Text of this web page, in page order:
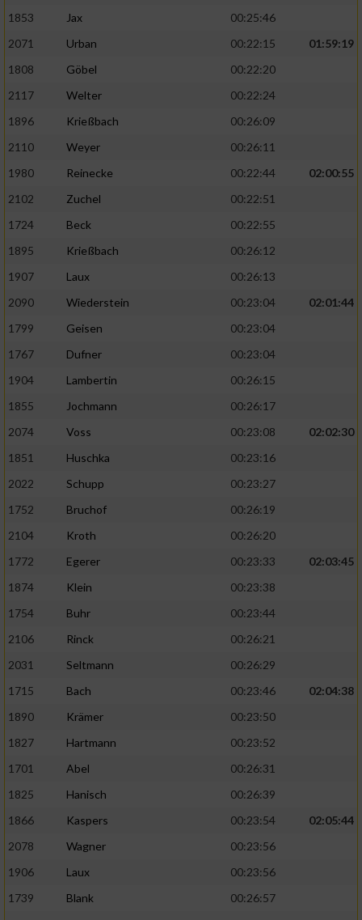
1853
Jax
00:25:46
2071
Urban 00:22:15
01:59:19
1808
Göbel
00:22:20
2117
Welter
00:22:24
1896
Krießbach
00:26:09
2110
Weyer
00:26:11
1980
Reinecke 00:22:44
02:00:55
2102
Zuchel
00:22:51
1724
Beck
00:22:55
1895
Krießbach
00:26:12
1907
Laux
00:26:13
2090
Wiederstein 00:23:04
02:01:44
1799
Geisen
00:23:04
1767
Dufner
00:23:04
1904
Lambertin
00:26:15
1855
Jochmann
00:26:17
2074
Voss 00:23:08
02:02:30
1851
Huschka
00:23:16
2022
Schupp
00:23:27
1752
Bruchof
00:26:19
2104
Kroth
00:26:20
1772
Egerer 00:23:33
02:03:45
1874
Klein
00:23:38
1754
Buhr
00:23:44
2106
Rinck
00:26:21
2031
Seltmann
00:26:29
1715
Bach 00:23:46
02:04:38
1890
Krämer
00:23:50
1827
Hartmann
00:23:52
1701
Abel
00:26:31
1825
Hanisch
00:26:39
1866
Kaspers 00:23:54
02:05:44
2078
Wagner
00:23:56
1906
Laux
00:23:56
1739
Blank
00:26:57